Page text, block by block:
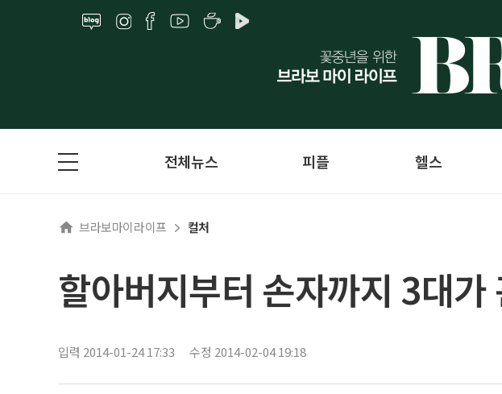
전체뉴스 피플 헬스
브라보마이라이프 컬처
할아버지부터 손자까지 3대
입력 2014-01-24 17:33 수정 2014-02-04 19:18